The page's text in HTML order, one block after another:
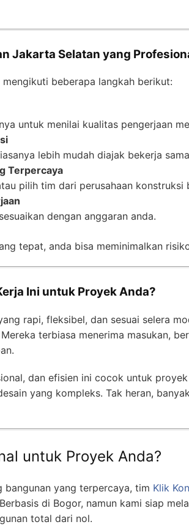
Jakarta Selatan yang
beberapa langkah berikut:
untuk menilai kualitas pengerjaan
lebih mudah diajak bekerja
Terpercaya
pilih tim dari perusahaan konstruksi
dengan anggaran anda.
tepat, anda bisa meminimalkan
Ini untuk Proyek Anda?
rapi, fleksibel, dan sesuai selera
terbiasa menerima masukan,
dan efisien ini cocok untuk
yang kompleks. Tak heran,
untuk Proyek Anda?
bangunan yang terpercaya, tim Klik
di Bogor, namun kami siap
total dari nol.